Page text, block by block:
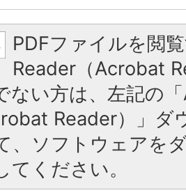
PDFファイルを閲
Reader（Acrobat
ない方は、左記の
Reader）」ダ
、ソフトウェアを
てください。